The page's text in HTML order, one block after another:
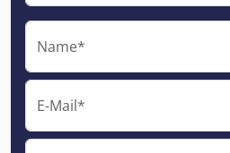
Name*
E-Mail*